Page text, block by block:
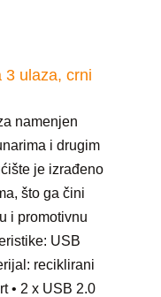
3 ulaza, crni
namenjen
i drugim
je izrađeno
što ga čini
i promotivnu
USB
reciklirani
• 2 x USB 2.0